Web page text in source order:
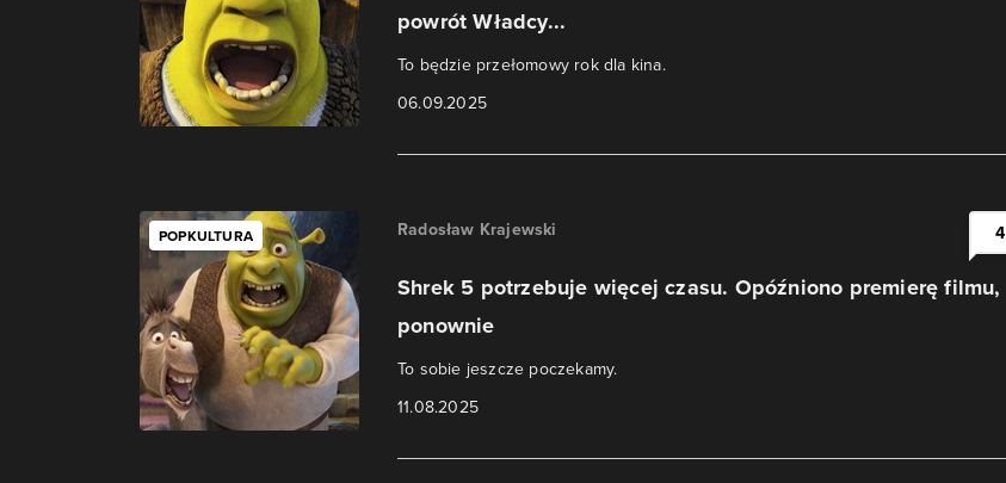
powrót Władcy...
To będzie przełomowy rok dla kina.
06.09.2025
POPKULTURA Radosław Krajewski
Shrek 5 potrzebuje więcej czasu. Opóźniono premierę filmu,
ponownie
To sobie jeszcze poczekamy.
11.08.2025
4